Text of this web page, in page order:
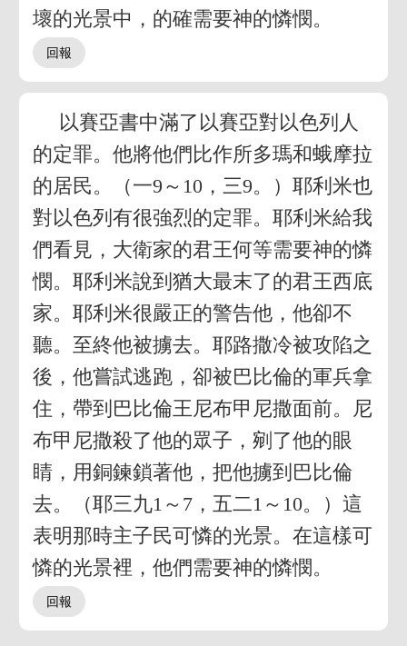
壞的光景中，的確需要神的憐憫。
以賽亞書中滿了以賽亞對以色列人
的定罪。他將他們比作所多瑪和蛾摩拉
的居民。（一9～10，三9。）耶利米也
對以色列有很強烈的定罪。耶利米給我
們看見，大衛家的君王何等需要神的憐
憫。耶利米說到猶大最末了的君王西底
家。耶利米很嚴正的警告他，他卻不
聽。至終他被擄去。耶路撒冷被攻陷之
後，他嘗試逃跑，卻被巴比倫的軍兵拿
住，帶到巴比倫王尼布甲尼撒面前。尼
布甲尼撒殺了他的眾子，剜了他的眼
睛，用銅鍊鎖著他，把他擄到巴比倫
去。（耶三九1～7，五二1～10。）這
表明那時主子民可憐的光景。在這樣可
憐的光景裡，他們需要神的憐憫。